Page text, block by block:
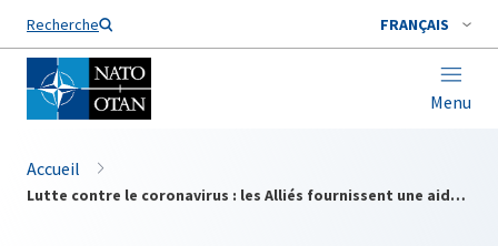
Recherche FRANÇAIS
Menu
Nom de famille*
Accueil
Lutte contre le coronavirus : les Alliés fournissent une aide médicale à la Bosnie-Herzégovine